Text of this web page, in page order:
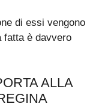
di essi vengono
fatta è davvero
ALLA